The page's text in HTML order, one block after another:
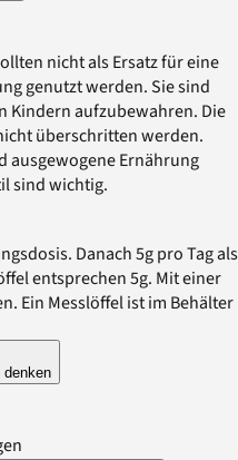
nicht als Ersatz für eine
genutzt werden. Sie sind
Kindern aufzubewahren. Die
überschritten werden.
ausgewogene Ernährung
sind wichtig.
Danach 5g pro Tag als
entsprechen 5g. Mit einer
Ein Messlöffel ist im Behälter
denken